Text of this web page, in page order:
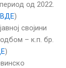
од 2022.
)
својини
– к.п. бр.
)